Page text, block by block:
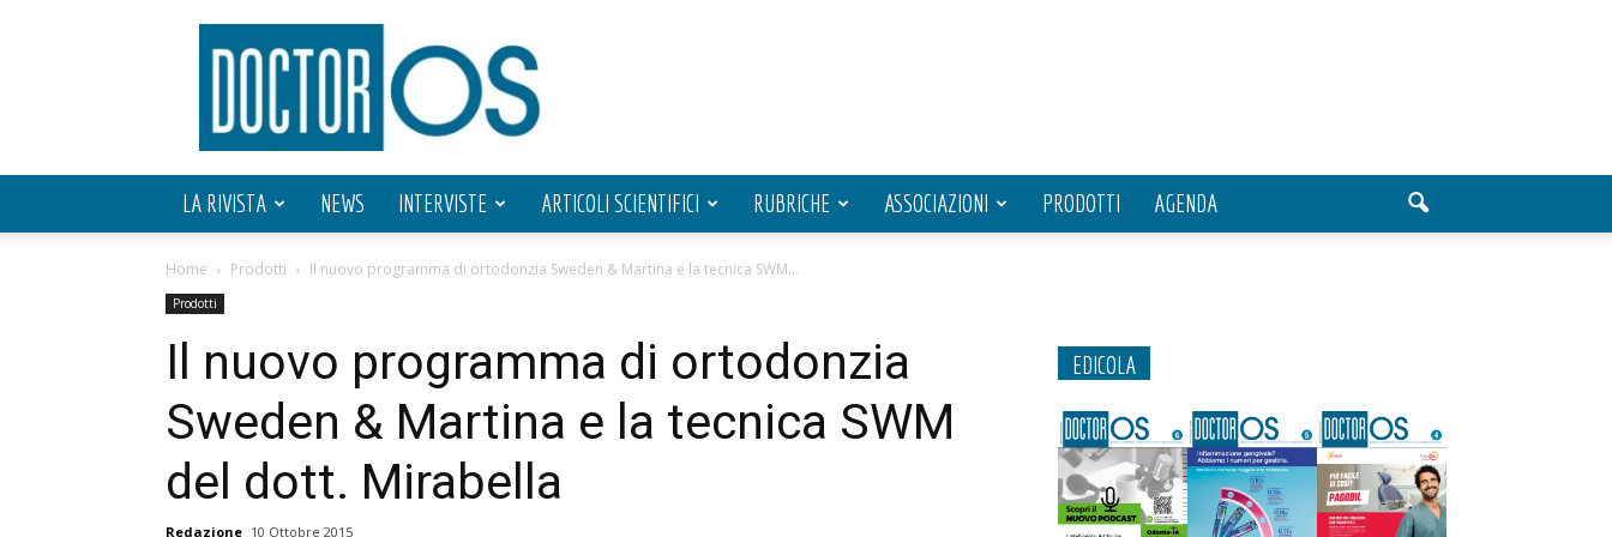
Doctor
OS
LA RIVISTA NEWS INTERVISTE ARTICOLI SCIENTIFICI RUBRICHE ASSOCIAZIONI PRODOTTI AGENDA
Home Prodotti Il nuovo programma di ortodonzia Sweden & Martina e la tecnica SWM...
Prodotti
Il nuovo programma di ortodonzia
Sweden & Martina e la tecnica SWM
del dott. Mirabella
Redazione 10 Ottobre 2015
EDICOLA